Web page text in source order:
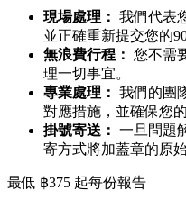
現場處理： 我們代表
並正確重新提交您的
無浪費行程： 您不需
理一切事宜。
專業處理： 我們的團
對應措施，並確保您
掛號寄送： 一旦問題
寄方式將加蓋章的原
最低 ฿375 起每份報告